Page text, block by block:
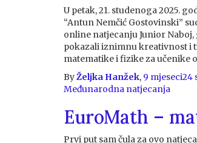
U petak, 21. studenoga 2025.
“Antun Nemčić Gostovinski”
online natjecanju Junior
pokazali iznimnu kreativnost i
matematike i fizike za učenike
ByŽeljka Hanžek, 9 mjeseci24
Međunarodna natjecanja
EuroMath –
Prvi put sam čula za ovo